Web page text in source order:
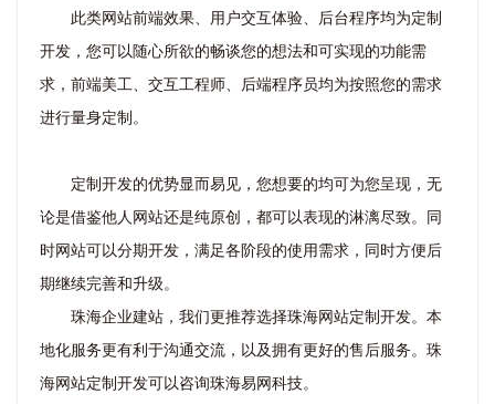
此类网站前端效果、用户交互体验、后台程序均为定制
开发，您可以随心所欲的畅谈您的想法和可实现的功能需
求，前端美工、交互工程师、后端程序员均为按照您的需求
进行量身定制。
定制开发的优势显而易见，您想要的均可为您呈现，无
论是借鉴他人网站还是纯原创，都可以表现的淋漓尽致。同
时网站可以分期开发，满足各阶段的使用需求，同时方便后
期继续完善和升级。
珠海企业建站，我们更推荐选择珠海网站定制开发。本
地化服务更有利于沟通交流，以及拥有更好的售后服务。珠
海网站定制开发可以咨询珠海易网科技。